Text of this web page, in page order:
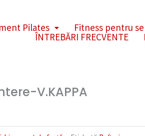
Pilates Fitness pentru
ÎNTREBĂRI FRECVENTE
V.KAPPA